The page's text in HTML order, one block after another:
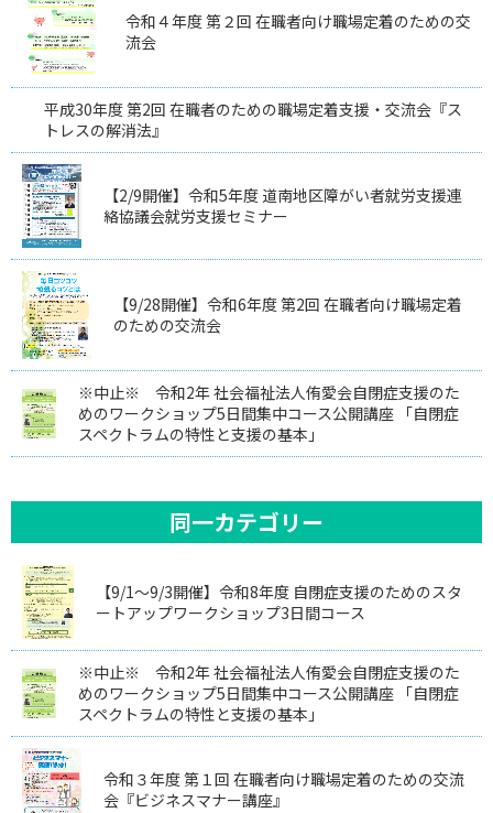
令和４年度 第２回 在職者向け職場定着のための交
流会
平成30年度 第2回 在職者のための職場定着支援・交流会『ス
トレスの解消法』
【2/9開催】令和5年度 道南地区障がい者就労支援連
絡協議会就労支援セミナー
【9/28開催】令和6年度 第2回 在職者向け職場定着
のための交流会
※中止※ 令和2年 社会福祉法人侑愛会自閉症支援のた
めのワークショップ5日間集中コース公開講座 「自閉症
スペクトラムの特性と支援の基本」
同一カテゴリー
【9/1～9/3開催】令和8年度 自閉症支援のためのスタ
ートアップワークショップ3日間コース
※中止※ 令和2年 社会福祉法人侑愛会自閉症支援のた
めのワークショップ5日間集中コース公開講座 「自閉症
スペクトラムの特性と支援の基本」
令和３年度 第１回 在職者向け職場定着のための交流
会『ビジネスマナー講座』